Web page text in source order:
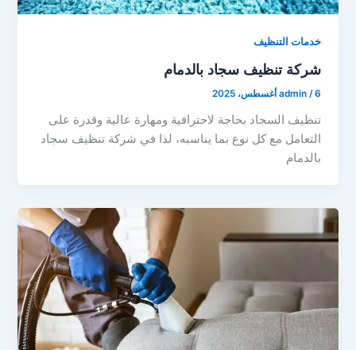
خدمات التنظيف
شركة تنظيف سجاد بالدمام
admin /6 أغسطس، 2025
تنظيف السجاد بحاجة لاحترافية ومهارة عالية وقدرة على
التعامل مع كل نوع بما يناسبه، لذا في شركة تنظيف سجاد
بالدمام